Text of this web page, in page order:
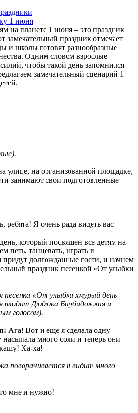
на планете 1 июня – это праздник
замечательный праздник отмечает
и школы готовят разнообразные
Одним словом взрослые
чтобы такой день запомнился
замечательный сценарий 1
улице, на организованной площадке,
занимают свои подготовленные
ребята! Я очень рада видеть вас
который посвящен все детям на
петь, танцевать, играть и
придут долгожданные гости, и начнем
праздник песенкой «От улыбки
песенка «От улыбки хмурый день
входит Дюдюка Барбидокская и
голосом).
Ага! Вот и еще я сделала одну
насыпала много соли и теперь они
Ха-ха!
поворачивается и видит много
мне и нужно!